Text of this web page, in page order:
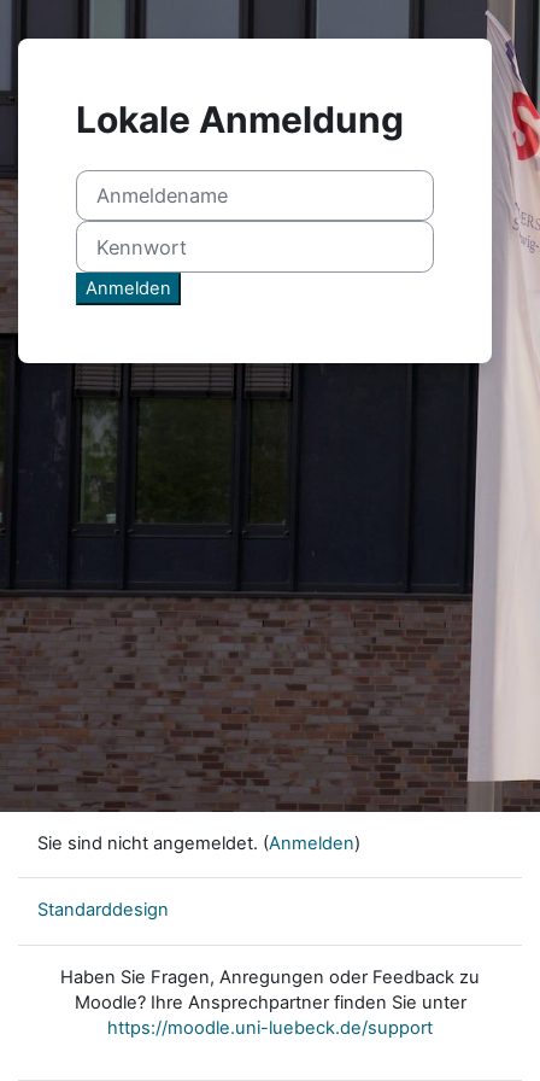
Lokale Anmeldung
Anmeldename
Kennwort
Anmelden
Sie sind nicht angemeldet. (Anmelden)
Standarddesign
Haben Sie Fragen, Anregungen oder Feedback zu
Moodle? Ihre Ansprechpartner finden Sie unter
https://moodle.uni-luebeck.de/support